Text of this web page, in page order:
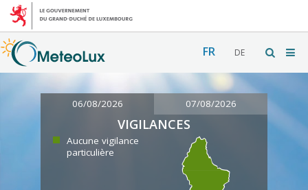
FR DE
06/08/2026 07/08/2026
VIGILANCES
Aucune vigilance
particulière